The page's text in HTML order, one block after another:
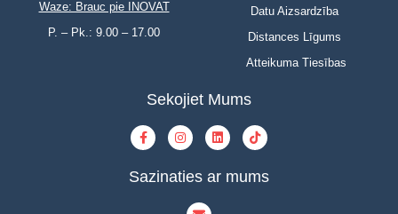
Waze: Brauc pie INOVAT
P. – Pk.: 9.00 – 17.00
Datu Aizsardzība
Distances Līgums
Atteikuma Tiesības
Sekojiet Mums
Sazinaties ar mums